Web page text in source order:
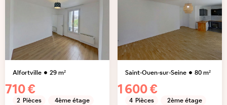
Alfortville 29m²
710 €
2 Pièces 4ème étage
Saint-Ouen-sur-Seine 80m²
1 600 €
4 Pièces 2ème étage